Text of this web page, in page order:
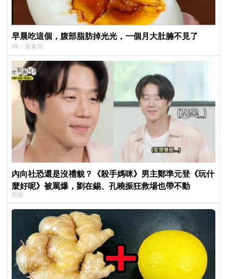
早晨吃這個，腹部脂肪掉光光，一個月大肚腩不見了
PR・新素簡
內向社恐還是沒禮貌？《殺手媽咪》男主鄭準元登《玩什
麼好呢》被罵爆，劉在錫、孔曉振狂救場也帶不動
明星